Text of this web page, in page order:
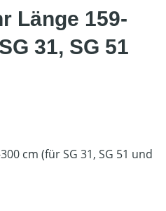
Länge 159-
31, SG 51